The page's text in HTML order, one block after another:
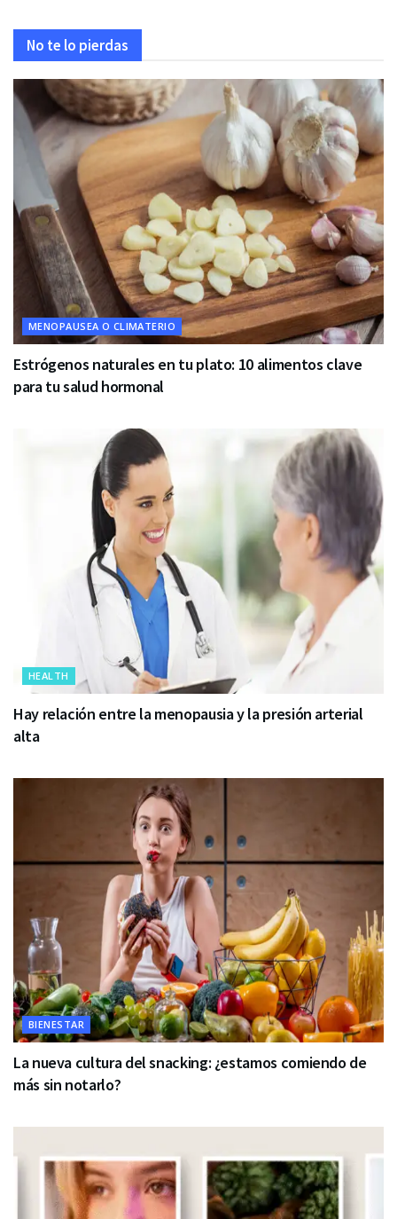
No te lo pierdas
MENOPAUSEA O CLIMATERIO
Estrógenos naturales en tu plato: 10 alimentos clave
para tu salud hormonal
HEALTH
Hay relación entre la menopausia y la presión arterial
alta
BIENESTAR
La nueva cultura del snacking: ¿estamos comiendo de
más sin notarlo?